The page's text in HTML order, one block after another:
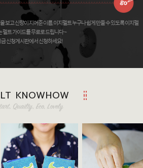
보고 신랑이 지어준 이름, 이지펠트 누구나 쉽게 만들 수 있도록 이지펠
펠트 가이드를 무료로 드립니다 ~
금 신청게시판에서 신청하세요!
KNOWHOW